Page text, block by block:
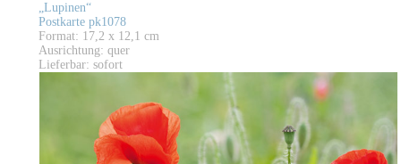
„Lupinen“
Postkarte pk1078
Format: 17,2 x 12,1 cm
Ausrichtung: quer
Lieferbar: sofort